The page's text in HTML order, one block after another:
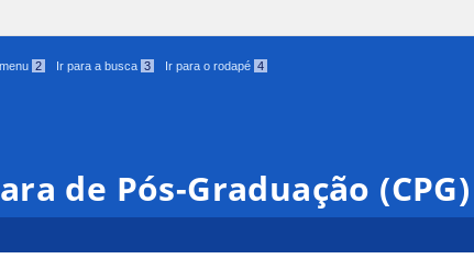
2 Ir para a busca 3 Ir para o rodapé 4
de Pós-Graduação (CPG)